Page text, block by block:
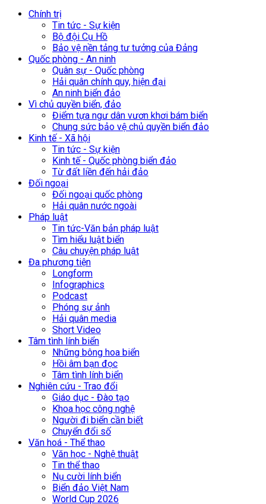
Chính trị
Tin tức - Sự kiện
Bộ đội Cụ Hồ
Bảo vệ nền tảng tư tưởng của Đảng
Quốc phòng - An ninh
Quân sự - Quốc phòng
Hải quân chính quy, hiện đại
An ninh biển đảo
Vì chủ quyền biển, đảo
Điểm tựa ngư dân vươn khơi bám biển
Chung sức bảo vệ chủ quyền biển đảo
Kinh tế - Xã hội
Tin tức - Sự kiện
Kinh tế - Quốc phòng biển đảo
Từ đất liền đến hải đảo
Đối ngoại
Đối ngoại quốc phòng
Hải quân nước ngoài
Pháp luật
Tin tức-Văn bản pháp luật
Tìm hiểu luật biển
Câu chuyện pháp luật
Đa phương tiện
Longform
Infographics
Podcast
Phóng sự ảnh
Hải quân media
Short Video
Tâm tình lính biển
Những bông hoa biển
Hồi âm bạn đọc
Tâm tình lính biển
Nghiên cứu - Trao đổi
Giáo dục - Đào tạo
Khoa học công nghệ
Người đi biển cần biết
Chuyển đổi số
Văn hoá - Thể thao
Văn học - Nghệ thuật
Tin thể thao
Nụ cười lính biển
Biển đảo Việt Nam
World Cup 2026